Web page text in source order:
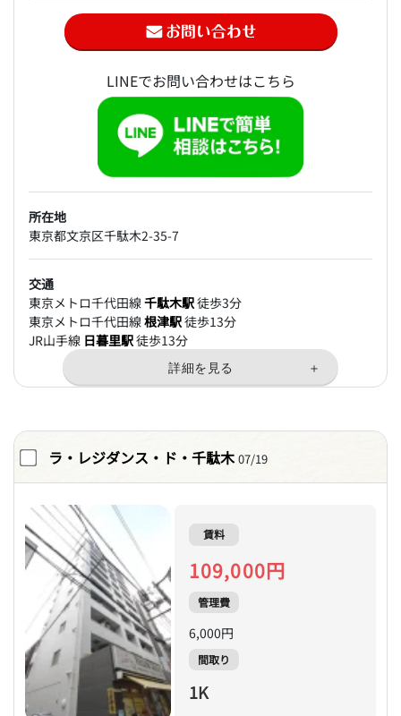
LINEでお問い合わせはこちら
所在地
東京都文京区千駄木2-35-7
交通
東京メトロ千代田線千駄木駅徒歩3分
東京メトロ千代田線根津駅徒歩13分
JR山手線 日暮里駅徒歩13分
ラ・レジダンス・ド・千駄木 07/19
賃料
109,000円
管理費
6,000円
間取り
1K